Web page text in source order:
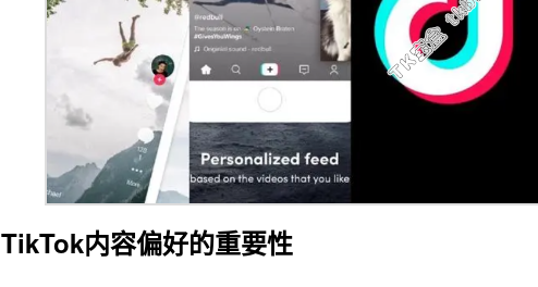
TikTok内容偏好的重要性